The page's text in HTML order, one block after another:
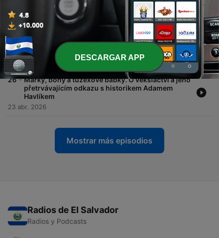
21 mayo 2026
„Skořápkáři v Praze? To je jako najít jednorožce!”
O devadesátkové turistice v Praze s Jankem
Rubešem
07 mayo 2026
26 - Marky, bony a tuzexové babky. O veksláctví a jeho
přetrvávajícím odkazu s historikem Adamem
Havlíkem
23 abr. 2026
Mostrar más episodios
Radios de El Salvador
Radios y Podcasts
DESCARGAR APP